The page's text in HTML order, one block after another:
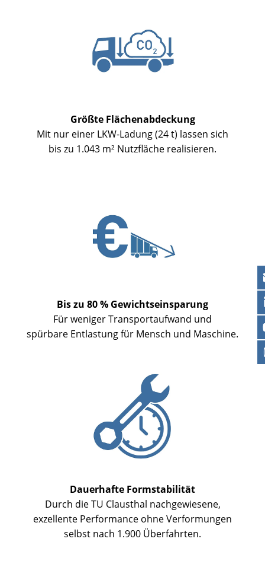
Größte Flächenabdeckung
Mit nur einer LKW-Ladung (24 t) lassen sich
bis zu 1.043 m² Nutzfläche realisieren.
Bis zu 80 % Gewichtseinsparung
Für weniger Transportaufwand und
spürbare Entlastung für Mensch und Maschine.
Dauerhafte Formstabilität
Durch die TU Clausthal nachgewiesene,
exzellente Performance ohne Verformungen
selbst nach 1.900 Überfahrten.